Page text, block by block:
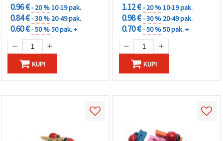
0.96 €- 20 %10-19 pak.
0.84 €- 30 % 20-49 pak.
0.60 €- 50 %50 pak. +
KUPI
1.12 €- 20 %10-19 pak.
0.98 €- 30 % 20-49 pak.
0.70 €- 50 %50 pak. +
KUPI